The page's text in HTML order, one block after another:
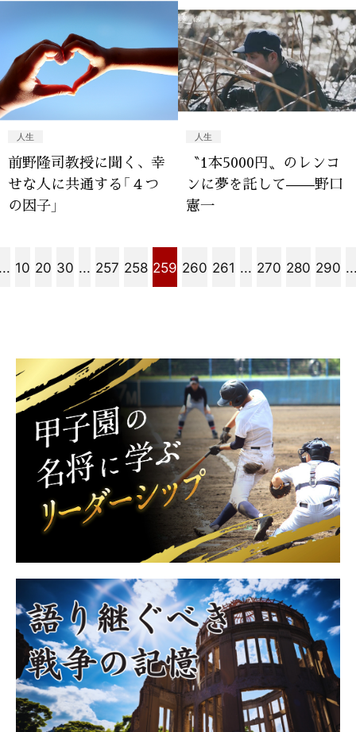
人生
前野隆司教授に聞く、幸
せな人に共通する「４つ
の因子」
人生
〝1本5000円〟のレンコ
ンに夢を託して——野口
憲一
10 20 30 ... 257 258 259 260 261 ... 270 280 290